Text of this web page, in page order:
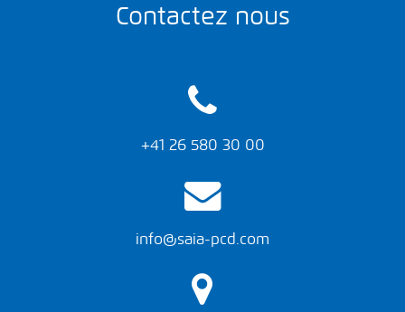
Contactez nous
+41 26 580 30 00
info@saia-pcd.com